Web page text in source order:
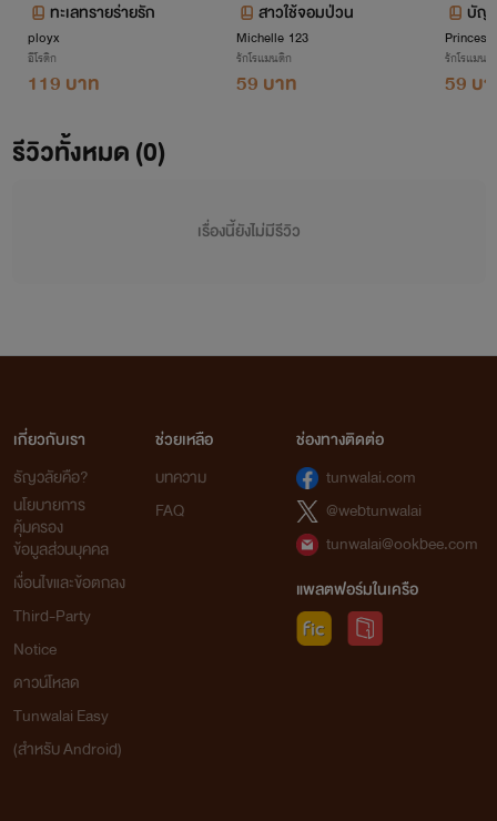
ทะเลทรายร่ายรัก
ployx
อีโรติก
119 บาท
สาวใช้จอมป่วน
Michelle 123
รักโรแมนติก
59 บาท
บัญ
Princess
รักโรแมนติ
59 บ
รีวิวทั้งหมด (0)
เรื่องนี้ยังไม่มีรีวิว
เกี่ยวกับเรา
ธัญวลัยคือ?
นโยบายการ
คุ้มครอง
ข้อมูลส่วนบุคคล
เงื่อนไขและข้อตกลง
Third-Party
Notice
ดาวน์โหลด
Tunwalai Easy
(สำหรับ Android)
ช่วยเหลือ
บทความ
FAQ
ช่องทางติดต่อ
tunwalai.com
@webtunwalai
tunwalai@ookbee.com
แพลตฟอร์มในเครือ